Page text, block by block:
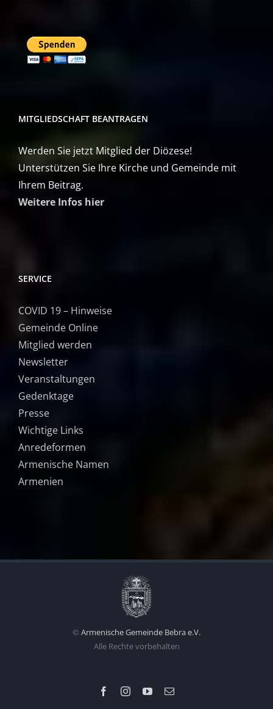
MITGLIEDSCHAFT BEANTRAGEN
Werden Sie jetzt Mitglied der Diözese!
Unterstützen Sie Ihre Kirche und Gemeinde mit
Ihrem Beitrag.
Weitere Infos hier
SERVICE
COVID 19 – Hinweise
Gemeinde Online
Mitglied werden
Newsletter
Veranstaltungen
Gedenktage
Presse
Wichtige Links
Anredeformen
Armenische Namen
Armenien
© Armenische Gemeinde Bebra e.V.
Alle Rechte vorbehalten
FacebookInstagramYouTube
E-